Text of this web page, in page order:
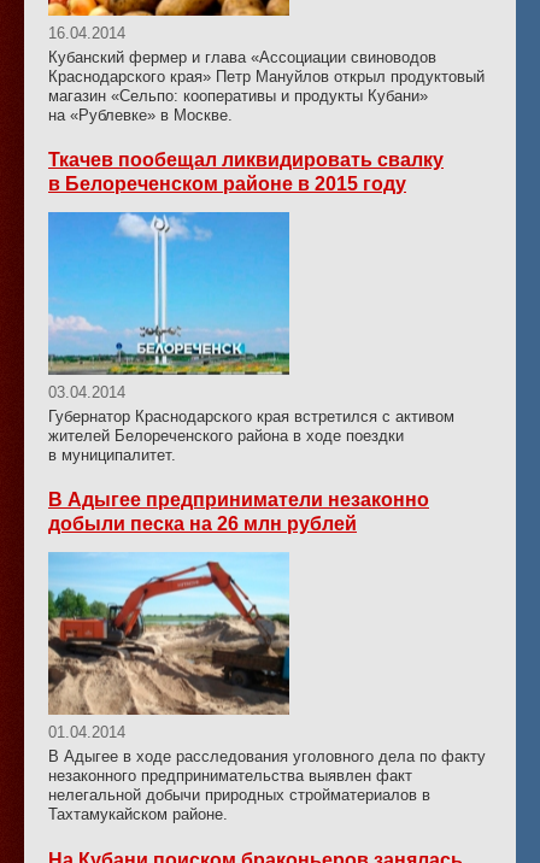
16.04.2014
Кубанский фермер и глава «Ассоциации свиноводов
Краснодарского края» Петр Мануйлов открыл продуктовый
магазин «Сельпо: кооперативы и продукты Кубани»
на «Рублевке» в Москве.
Ткачев пообещал ликвидировать свалку
в Белореченском районе в 2015 году
03.04.2014
Губернатор Краснодарского края встретился с активом
жителей Белореченского района в ходе поездки
в муниципалитет.
В Адыгее предприниматели незаконно
добыли песка на 26 млн рублей
01.04.2014
В Адыгее в ходе расследования уголовного дела по факту
незаконного предпринимательства выявлен факт
нелегальной добычи природных стройматериалов в
Тахтамукайском районе.